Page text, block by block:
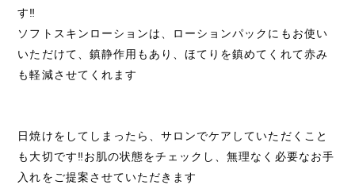
す‼︎
ソフトスキンローションは、ローションパックにもお使い
いただけて、鎮静作用もあり、ほてりを鎮めてくれて赤み
も軽減させてくれます
日焼けをしてしまったら、サロンでケアしていただくこと
も大切です‼︎お肌の状態をチェックし、無理なく必要なお手
入れをご提案させていただきます